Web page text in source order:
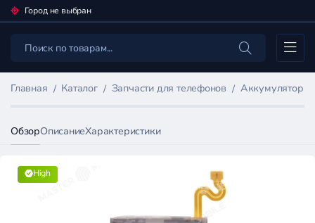
Город не выбран
Каталог
Главная Каталог Запчасти для телефонов Аккумуляторы
ОбзорОписаниеХарактеристики
High